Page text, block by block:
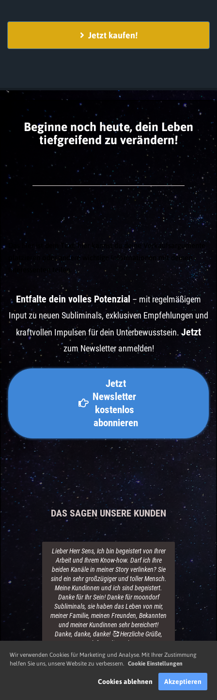
Jetzt kaufen!
Beginne noch heute, dein Leben
tiefgreifend zu verändern!
Das hier ist dein Text, hier kannst du deine Verkaufsargumente
platzieren oder andere wichtige Informationen mit deinen
Interessenten teilen.
Entfalte dein volles Potenzial – mit regelmäßigem
Input zu neuen Subliminals, exklusiven Empfehlungen und
kraftvollen Impulsen für dein Unterbewusstsein.Jetzt
zum Newsletter anmelden!
Newsletter
kostenlos
abonnieren
DAS SAGEN UNSERE KUNDEN
Tolle Musik! Und gewirkt hat es auch. Besten
Dank für diese tolle Hilfe.
Kim
Wir verwenden Cookies für Marketing und Analyse. Mit Ihrer Zustimmung
helfen Sie uns, unsere Website zu verbessern. Cookie Einstellungen
Cookies ablehnen Akzeptieren